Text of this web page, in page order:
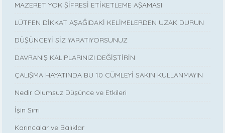
MAZERET YOK ŞİFRESİ ETİKETLEME AŞAMASI
LÜTFEN DİKKAT AŞAĞIDAKİ KELİMELERDEN UZAK DURUN
DÜŞÜNCEYİ SİZ YARATIYORSUNUZ
DAVRANIŞ KALIPLARINIZI DEĞİŞTİRİN
ÇALIŞMA HAYATINDA BU 10 CÜMLEYİ SAKIN KULLANMAYIN
Nedir Olumsuz Düşünce ve Etkileri
İşin Sırrı
Karıncalar ve Balıklar